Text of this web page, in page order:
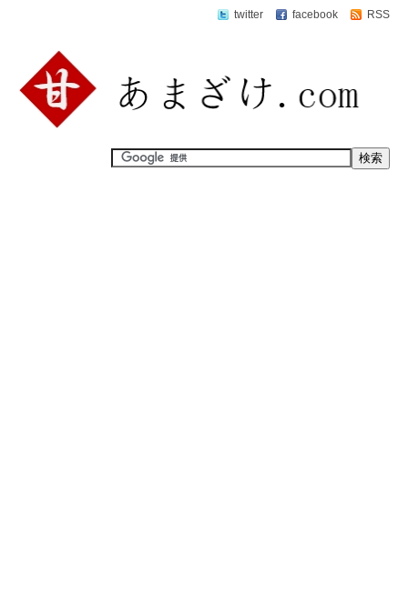
twitter facebook RSS